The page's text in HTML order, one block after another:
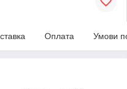
Оплата Умови